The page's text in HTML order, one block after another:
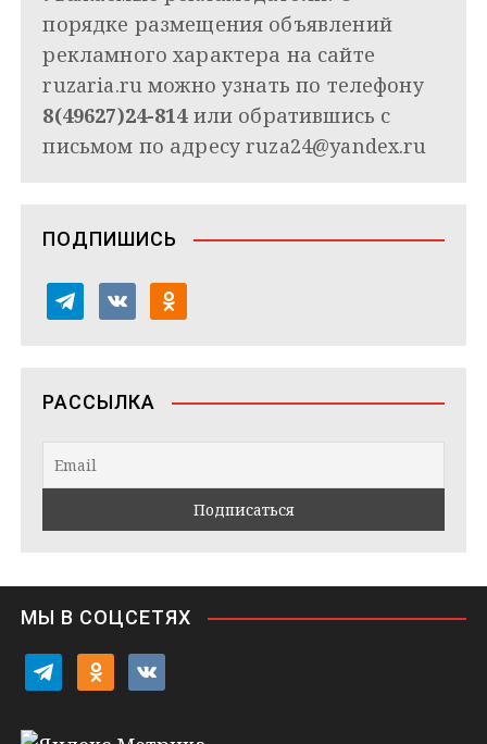
порядке размещения объявлений
рекламного характера на сайте
ruzaria.ru можно узнать по телефону
8(49627)24-814или обратившись с
письмом по адресуruza24@yandex.ru
ПОДПИШИСЬ
e
e
a
v
k
n
d
o
k
i
РАССЫЛКА
МЫ В СОЦСЕТЯХ
e
l
d
v
k